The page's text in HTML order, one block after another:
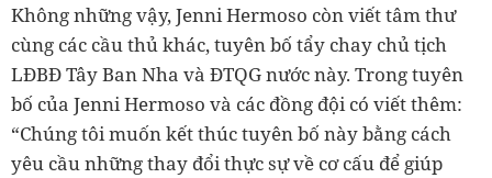
Không những vậy, Jenni Hermoso còn viết tâm thư
cùng các cầu thủ khác, tuyên bố tẩy chay chủ tịch
LĐBĐ Tây Ban Nha và ĐTQG nước này. Trong tuyên
bố của Jenni Hermoso và các đồng đội có viết thêm:
“Chúng tôi muốn kết thúc tuyên bố này bằng cách
yêu cầu những thay đổi thực sự về cơ cấu để giúp